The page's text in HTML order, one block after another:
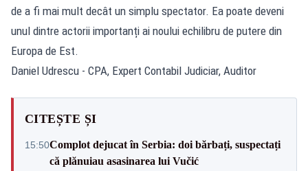
de a fi mai mult decât un simplu spectator. Ea poate deveni
unul dintre actorii importanți ai noului echilibru de putere din
Europa de Est.
Daniel Udrescu - CPA, Expert Contabil Judiciar, Auditor
CITEȘTE ȘI
15:50Complot dejucat în Serbia: doi bărbați, suspectați
că plănuiau asasinarea lui Vučić